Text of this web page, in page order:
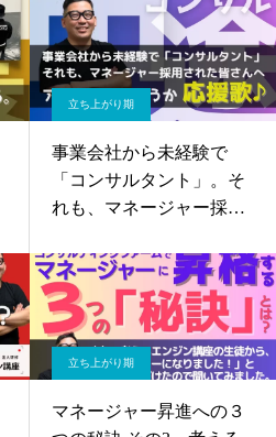
立ち上がり期
事業会社から未経験で
「コンサルタント」。そ
れも、マネージャー採用
イスというか応援歌。
立ち上がり期
マネージャー昇進への３